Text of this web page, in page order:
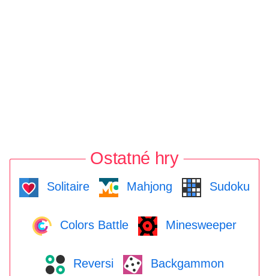
Ostatné hry
Solitaire Mahjong Sudoku
Colors Battle Minesweeper
Reversi Backgammon